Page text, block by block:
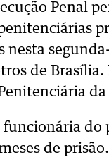
Penal
nesta
de Brasília.
da
funcionária do
de